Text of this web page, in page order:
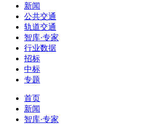
新闻
公共交通
轨道交通
智库·专家
行业数据
招标
中标
专题
首页
新闻
智库·专家